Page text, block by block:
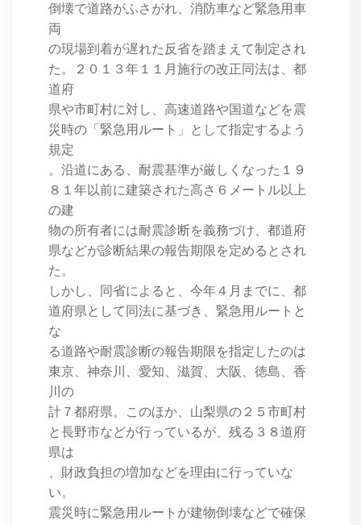
倒壊で道路がふさがれ、消防車など緊急用車
両
の現場到着が遅れた反省を踏まえて制定され
た。２０１３年１１月施行の改正同法は、都
道府
県や市町村に対し、高速道路や国道などを震
災時の「緊急用ルート」として指定するよう
規定
。沿道にある、耐震基準が厳しくなった１９
８１年以前に建築された高さ６メートル以上
の建
物の所有者には耐震診断を義務づけ、都道府
県などが診断結果の報告期限を定めるとされ
た。
しかし、同省によると、今年４月までに、都
道府県として同法に基づき、緊急用ルートと
な
る道路や耐震診断の報告期限を指定したのは
東京、神奈川、愛知、滋賀、大阪、徳島、香
川の
計７都府県。このほか、山梨県の２５市町村
と長野市などが行っているが、残る３８道府
県は
、財政負担の増加などを理由に行っていな
い。
震災時に緊急用ルートが建物倒壊などで確保